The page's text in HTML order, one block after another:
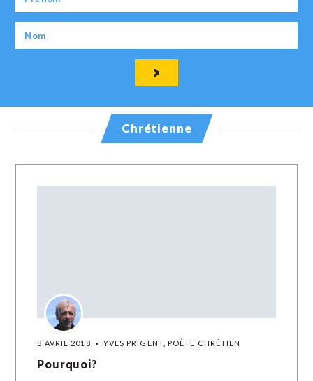
Chrétienne
8 AVRIL 2018 YVES PRIGENT, POÈTE CHRÉTIEN
Pourquoi?